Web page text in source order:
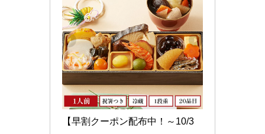
【早割クーポン配布中！～10/3